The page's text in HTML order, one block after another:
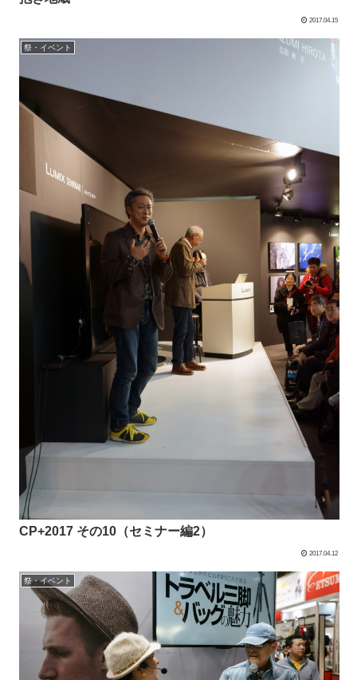
2017.04.15
祭・イベント
CP+2017 その10（セミナー編2）
2017.04.12
祭・イベント